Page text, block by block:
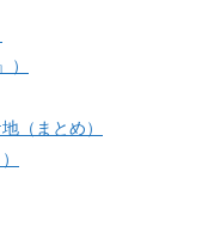
（まとめ）